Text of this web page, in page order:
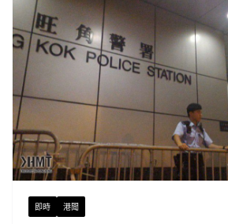
即時 港聞